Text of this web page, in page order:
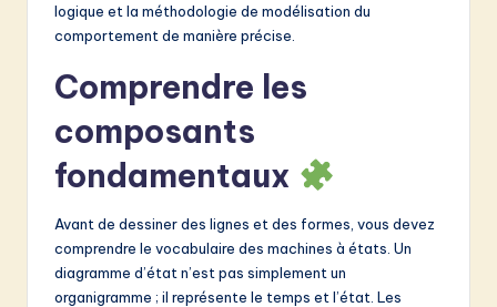
w
logique et la méthodologie de modélisation du
comportement de manière précise.
Comprendre les
composants
fondamentaux
Avant de dessiner des lignes et des formes, vous devez
comprendre le vocabulaire des machines à états. Un
diagramme d’état n’est pas simplement un
organigramme ; il représente le temps et l’état. Les